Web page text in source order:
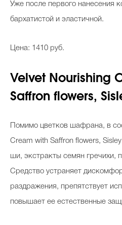
Уже после первого нанесения
бархатистой и эластичной.
Цена: 1410 руб.
Velvet Nourishing
Saffron flowers,
Помимо цветков шафрана, в
Cream with Saffron flowers,
ши, экстракты семян гречихи,
Средство устраняет
раздражения, препятствует
повышает ее естественные